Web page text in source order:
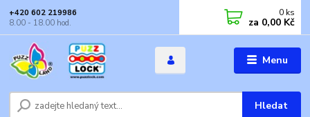
Menu
Hledat
+420 602 219986
8.00 - 18.00 hod.
0 ks
za 0,00 Kč